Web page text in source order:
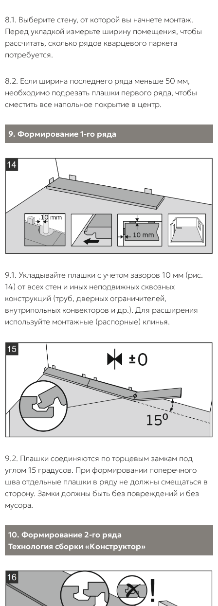
8.1. Выберите стену, от которой вы начнете монтаж.
Перед укладкой измерьте ширину помещения, чтобы
рассчитать, сколько рядов кварцевого паркета
потребуется.
8.2. Если ширина последнего ряда меньше 50 мм,
необходимо подрезать плашки первого ряда, чтобы
сместить все напольное покрытие в центр.
9. Формирование 1-го ряда
9.1. Укладывайте плашки с учетом зазоров 10 мм (рис.
14) от всех стен и иных неподвижных сквозных
конструкций (труб, дверных ограничителей,
внутрипольных конвекторов и др.). Для расширения
используйте монтажные (распорные) клинья.
9.2. Плашки соединяются по торцевым замкам под
углом 15 градусов. При формировании поперечного
шва отдельные плашки в ряду не должны смещаться в
сторону. Замки должны быть без повреждений и без
мусора.
10. Формирование 2-го ряда
Технология сборки «Конструктор»